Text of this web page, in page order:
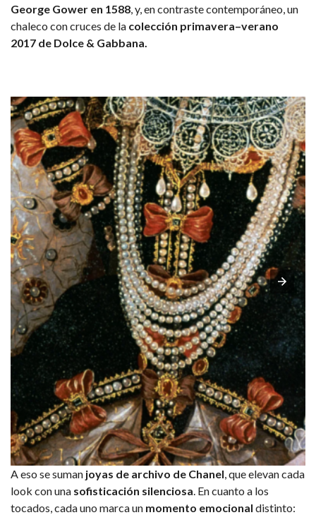
George Gower en 1588, y, en contraste contemporáneo, un
chaleco con cruces de la colección primavera–verano
2017 de Dolce & Gabbana.
A eso se suman joyas de archivo de Chanel, que elevan cada
look con una sofisticación silenciosa. En cuanto a los
tocados, cada uno marca un momento emocional distinto: